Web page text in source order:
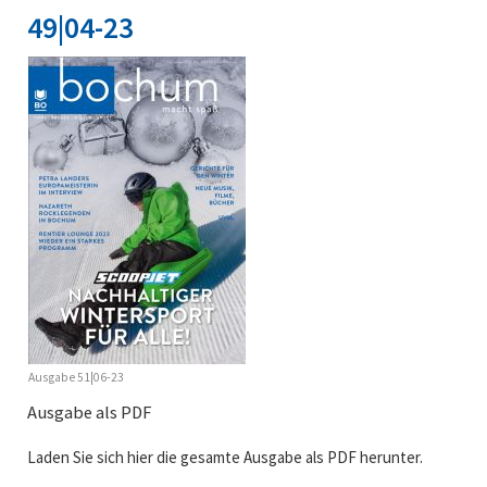
49|04-23
Ausgabe 51|06-23
Ausgabe als PDF
Laden Sie sich hier die gesamte Ausgabe als PDF herunter.